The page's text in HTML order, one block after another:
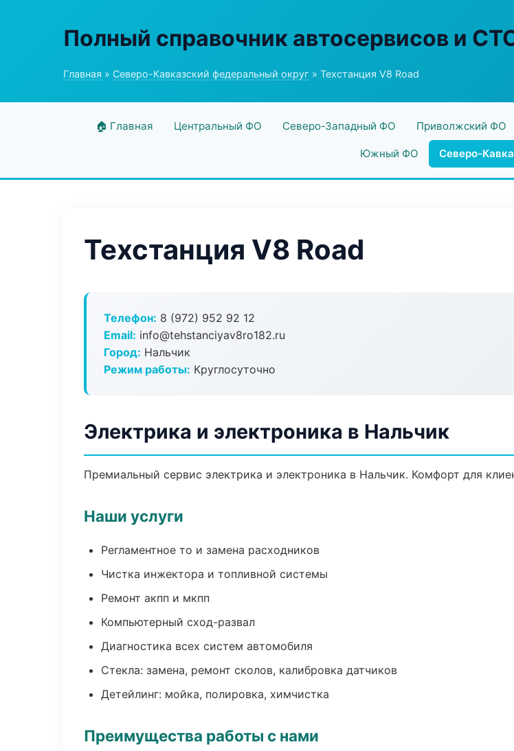
Полный справочник автосервисов и
Главная » Северо-Кавказский федеральный округ » Техстанция V8 Road
🏠 Главная Центральный ФО Северо-Западный ФО Приволжский ФО
Южный ФО Северо-
Техстанция V8 Road
Телефон: 8 (972) 952 92 12
Email: info@tehstanciyav8ro182.ru
Город: Нальчик
Режим работы: Круглосуточно
Электрика и электроника в Нальчик
Премиальный сервис электрика и электроника в Нальчик. Комфорт для
Наши услуги
Регламентное то и замена расходников
Чистка инжектора и топливной системы
Ремонт акпп и мкпп
Компьютерный сход-развал
Диагностика всех систем автомобиля
Стекла: замена, ремонт сколов, калибровка датчиков
Детейлинг: мойка, полировка, химчистка
Преимущества работы с нами